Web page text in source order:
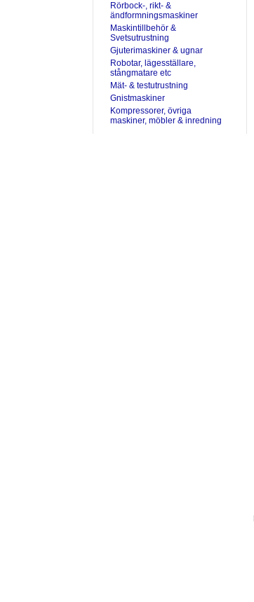
Rörbock-, rikt- &
ändformningsmaskiner
Maskintillbehör &
Svetsutrustning
Gjuterimaskiner & ugnar
Robotar, lägesställare,
stångmatare etc
Mät- & testutrustning
Gnistmaskiner
Kompressorer, övriga
maskiner, möbler & inredning